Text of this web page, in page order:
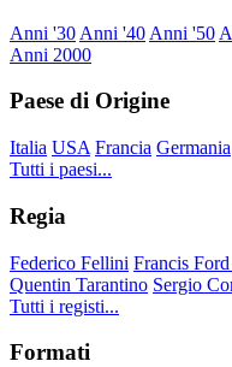
Anni '30 Anni '40 Anni '50
Anni 2000
Paese di Origine
Italia USA Francia Germania
Tutti i paesi...
Regia
Federico Fellini Francis
Quentin Tarantino Sergio
Tutti i registi...
Formati